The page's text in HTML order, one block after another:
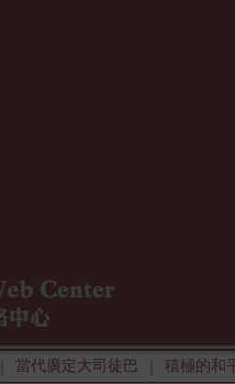
當代廣定大司徒巴 積極的和